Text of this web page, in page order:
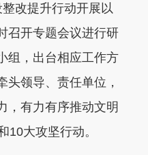
改提升行动开展以
召开专题会议进行研
组，出台相应工作方
头领导、责任单位，
，有力有序推动文明
10大攻坚行动。